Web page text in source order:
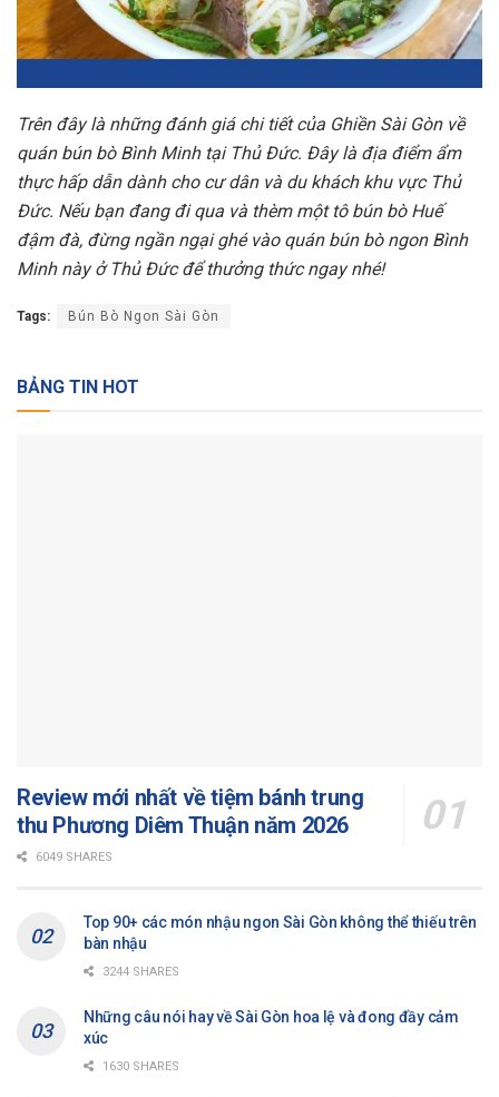
Trên đây là những đánh giá chi tiết của Ghiền Sài Gòn về
quán bún bò Bình Minh tại Thủ Đức. Đây là địa điểm ẩm
thực hấp dẫn dành cho cư dân và du khách khu vực Thủ
Đức. Nếu bạn đang đi qua và thèm một tô bún bò Huế
đậm đà, đừng ngần ngại ghé vào quán bún bò ngon Bình
Minh này ở Thủ Đức để thưởng thức ngay nhé!
Tags: Bún Bò Ngon Sài Gòn
BẢNG TIN HOT
Review mới nhất về tiệm bánh trung
thu Phương Diêm Thuận năm 2026
6049 SHARES
Top 90+ các món nhậu ngon Sài Gòn không thể thiếu trên
bàn nhậu
3244 SHARES
Những câu nói hay về Sài Gòn hoa lệ và đong đầy cảm
xúc
1630 SHARES